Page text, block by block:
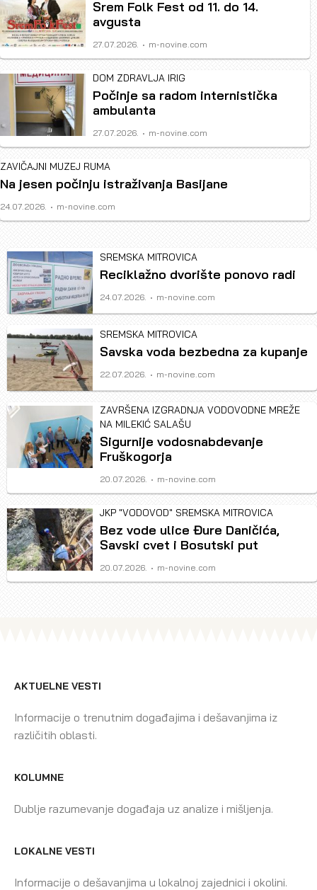
Srem Folk Fest od 11. do 14.
avgusta
27.07.2026. Author
m-novine.com
DOM ZDRAVLJA IRIG
Počinje sa radom internistička
ambulanta
27.07.2026. Author
m-novine.com
ZAVIČAJNI MUZEJ RUMA
Na jesen počinju istraživanja Basijane
24.07.2026. Author
m-novine.com
SREMSKA MITROVICA
Reciklažno dvorište ponovo radi
24.07.2026. Author
m-novine.com
SREMSKA MITROVICA
Savska voda bezbedna za kupanje
22.07.2026. Author
m-novine.com
ZAVRŠENA IZGRADNJA VODOVODNE MREŽE
NA MILEKIĆ SALAŠU
Sigurnije vodosnabdevanje
Fruškogorja
20.07.2026. Author
m-novine.com
JKP "VODOVOD" SREMSKA MITROVICA
Bez vode ulice Đure Daničića,
Savski cvet i Bosutski put
20.07.2026. Author
m-novine.com
AKTUELNE VESTI
Informacije o trenutnim događajima i dešavanjima iz
različitih oblasti.
KOLUMNE
Dublje razumevanje događaja uz analize i mišljenja.
LOKALNE VESTI
Informacije o dešavanjima u lokalnoj zajednici i okolini.